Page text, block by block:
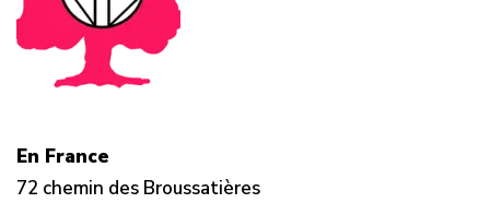
En France
72 chemin des Broussatières